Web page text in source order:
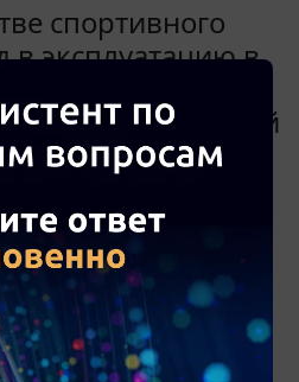
спортивного
в эксплуатацию в
Данный
безвозмездно
РФ и далее
оперативного
передан в
из
подробного